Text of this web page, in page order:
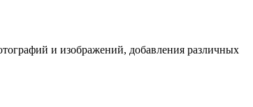
и изображений, добавления различных